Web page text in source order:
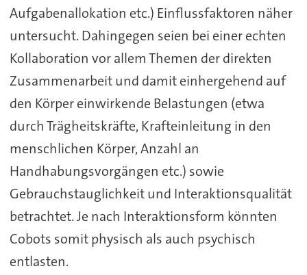
Aufgabenallokation etc.) Einflussfaktoren näher
untersucht. Dahingegen seien bei einer echten
Kollaboration vor allem Themen der direkten
Zusammenarbeit und damit einhergehend auf
den Körper einwirkende Belastungen (etwa
durch Trägheitskräfte, Krafteinleitung in den
menschlichen Körper, Anzahl an
Handhabungsvorgängen etc.) sowie
Gebrauchstauglichkeit und Interaktionsqualität
betrachtet. Je nach Interaktionsform könnten
Cobots somit physisch als auch psychisch
entlasten.